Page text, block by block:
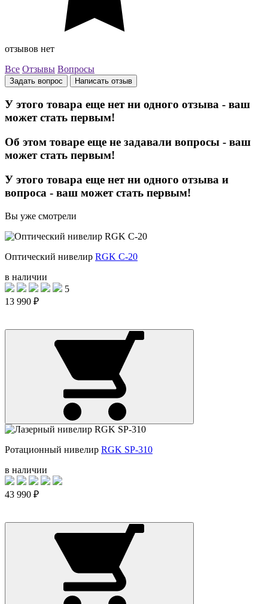
отзывов нет
Все Отзывы Вопросы
Задать вопрос Написать отзыв
У этого товара еще нет ни одного отзыва - ваш
может стать первым!
Об этом товаре еще не задавали вопросы - ваш
может стать первым!
У этого товара еще нет ни одного отзыва и
вопроса - ваш может стать первым!
Вы уже смотрели
Оптический нивелир RGK C-20
в наличии
5
13 990 ₽
Ротационный нивелир RGK SP-310
в наличии
43 990 ₽